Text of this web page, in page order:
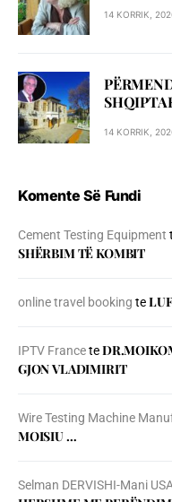
14 KORRIK,
14 KORRIK,
Komente Së Fundi
Cement Testing Equipment
SHЁRBIM TЁ KOMBIT
online travel booking te
IPTV Francete
GJON VLADIMIRIT
Wire Testing Machine
MOISIU …
Selman DERVISHI-Mani